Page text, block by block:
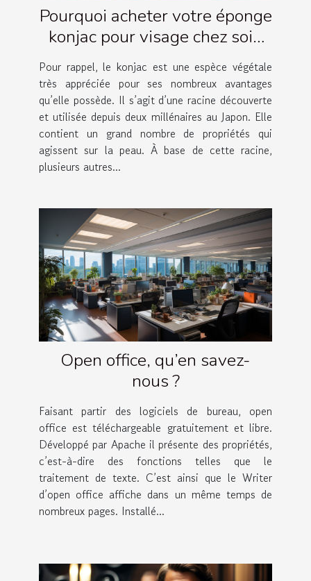
Pourquoi acheter votre éponge
konjac pour visage chez soin
Amalthée ?
Pour rappel, le konjac est une espèce végétale
très appréciée pour ses nombreux avantages
qu’elle possède. Il s’agit d’une racine découverte
et utilisée depuis deux millénaires au Japon. Elle
contient un grand nombre de propriétés qui
agissent sur la peau. À base de cette racine,
plusieurs autres...
Open office, qu’en savez-
nous ?
Faisant partir des logiciels de bureau, open
office est téléchargeable gratuitement et libre.
Développé par Apache il présente des propriétés,
c’est-à-dire des fonctions telles que le
traitement de texte. C’est ainsi que le Writer
d’open office affiche dans un même temps de
nombreux pages. Installé...